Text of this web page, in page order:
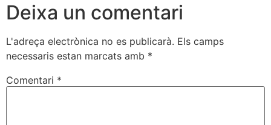
Deixa un comentari
L'adreça electrònica no es publicarà. Els camps
necessaris estan marcats amb *
Comentari *